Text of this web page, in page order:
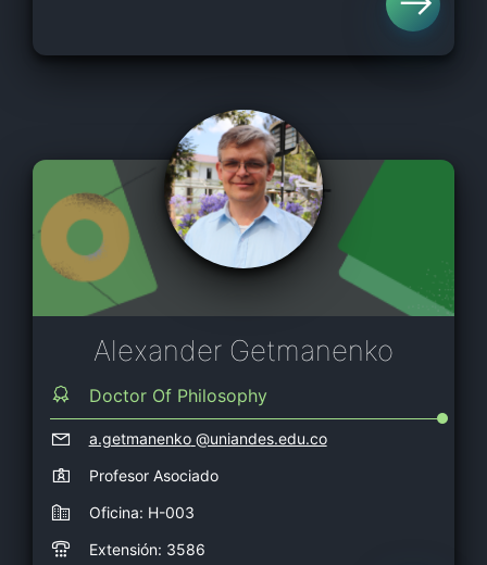
Alexander Getmanenko
Doctor Of Philosophy
a.getmanenko @uniandes.edu.co
Profesor Asociado
Oficina: H-003
Extensión: 3586